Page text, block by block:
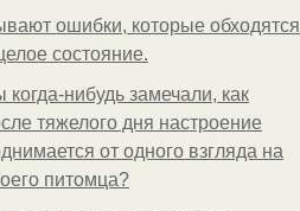
ошибки, которые обходятся
состояние.
когда-нибудь замечали, как
тяжелого дня настроение
от одного взгляда на
питомца?